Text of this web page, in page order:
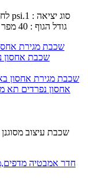
/ 2 NPT.טווח טמפרטורת פעולה : 23 עד 140 °F גודל הגוף : 40 מפר
אחסון נפרדים תא משק